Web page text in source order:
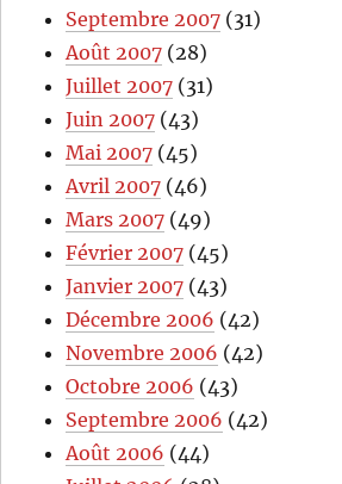
Septembre 2007 (31)
Août 2007 (28)
Juillet 2007 (31)
Juin 2007 (43)
Mai 2007 (45)
Avril 2007 (46)
Mars 2007 (49)
Février 2007 (45)
Janvier 2007 (43)
Décembre 2006 (42)
Novembre 2006 (42)
Octobre 2006 (43)
Septembre 2006 (42)
Août 2006 (44)